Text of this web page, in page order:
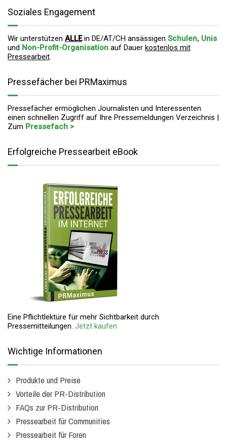
Soziales Engagement
Wir unterstützen ALLEin DE/AT/CH ansässigen Schulen, Unis
und Non-Profit-Organisation auf Dauer kostenlos mit
Pressearbeit.
Pressefächer bei PRMaximus
Pressefächer ermöglichen Journalisten und Interessenten
einen schnellen Zugriff auf Ihre Pressemeldungen Verzeichnis |
Zum Pressefach >
Erfolgreiche Pressearbeit eBook
Eine Pflichtlektüre für mehr Sichtbarkeit durch
Pressemitteilungen. Jetzt kaufen
Wichtige Informationen
Produkte und Preise
Vorteile der PR-Distribution
FAQs zur PR-Distribution
Pressearbeit für Communities
Pressearbeit für Foren